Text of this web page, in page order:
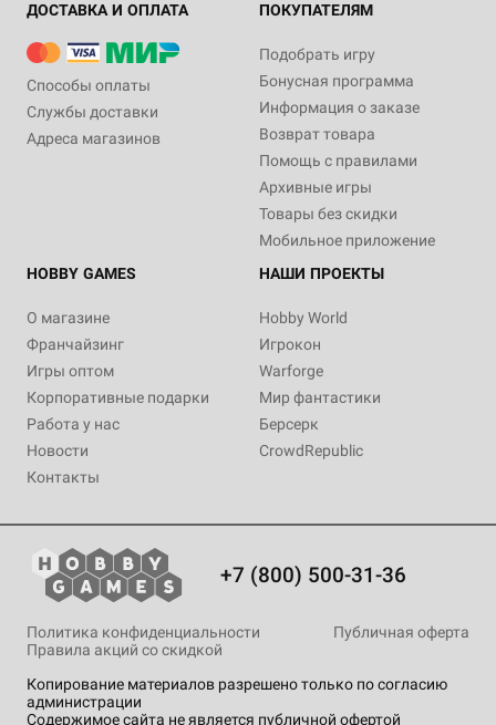
ДОСТАВКА И ОПЛАТА
Способы оплаты
Службы доставки
Адреса магазинов
ПОКУПАТЕЛЯМ
Подобрать игру
Бонусная программа
Информация о заказе
Возврат товара
Помощь с правилами
Архивные игры
Товары без скидки
Мобильное приложение
HOBBY GAMES
О магазине
Франчайзинг
Игры оптом
Корпоративные подарки
Работа у нас
Новости
Контакты
НАШИ ПРОЕКТЫ
Hobby World
Игрокон
Warforge
Мир фантастики
Берсерк
CrowdRepublic
+7 (800) 500-31-36
Копирование материалов разрешено только по согласию
администрации
Содержимое сайта не является публичной офертой
Политика конфиденциальности
Публичная оферта
Правила акций со скидкой